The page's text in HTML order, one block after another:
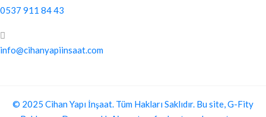
0537 911 84 43
info@cihanyapiinsaat.com
© 2025 Cihan Yapı İnşaat. Tüm Hakları Saklıdır. Bu site, G-Fity